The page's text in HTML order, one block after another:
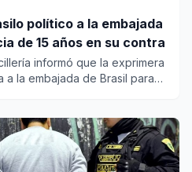
político a la embajada
de 15 años en su contra
informó que la exprimera
a la embajada de Brasil para